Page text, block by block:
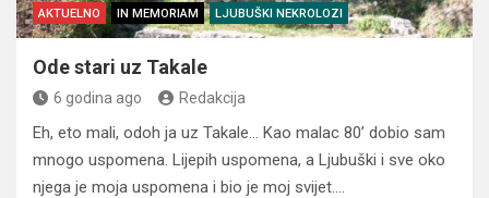
AKTUELNO IN MEMORIAM LJUBUŠKI NEKROLOZI
Ode stari uz Takale
6 godina ago Redakcija
Eh, eto mali, odoh ja uz Takale… Kao malac 80’ dobio sam
mnogo uspomena. Lijepih uspomena, a Ljubuški i sve oko
njega je moja uspomena i bio je moj svijet.…